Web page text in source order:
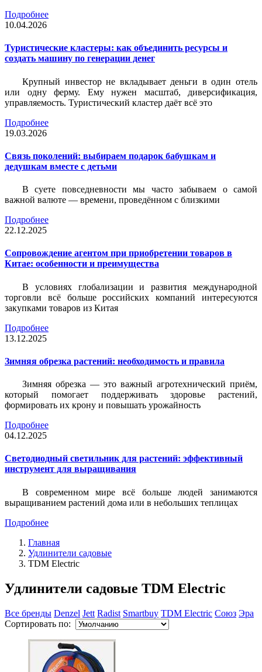
Подробнее
10.04.2026
Туристические кластеры: как объединить ресурсы и
создать машину по генерации денег
Крупный инвестор не вкладывает деньги в один отель
или одну ферму. Ему нужен масштаб, диверсификация,
управляемость. Туристический кластер даёт всё это
Подробнее
19.03.2026
Связь поколений: выбираем подарок бабушкам и
дедушкам вместе с детьми
В суете повседневности мы часто забываем о самой
важной валюте — времени, проведённом с близкими
Подробнее
22.12.2025
Сопровождение агентом при приобретении товаров в
Китае: особенности и преимущества
В условиях глобализации и развития международной
торговли всё больше российских компаний интересуются
закупками товаров из Китая
Подробнее
13.12.2025
Зимняя обрезка растений: необходимость и правила
Зимняя обрезка — это важный агротехнический приём,
который помогает поддерживать здоровье растений,
формировать их крону и повышать урожайность
Подробнее
04.12.2025
Светодиодный светильник для растений: эффективный
инструмент для выращивания
В современном мире всё больше людей занимаются
выращиванием растений дома или в небольших теплицах
Подробнее
Главная
Удлинители садовые
TDM Electric
Удлинители садовые TDM Electric
Все бренды Denzel Jett Radist Smartbuy TDM Electric Союз Эра
Сортировать по: